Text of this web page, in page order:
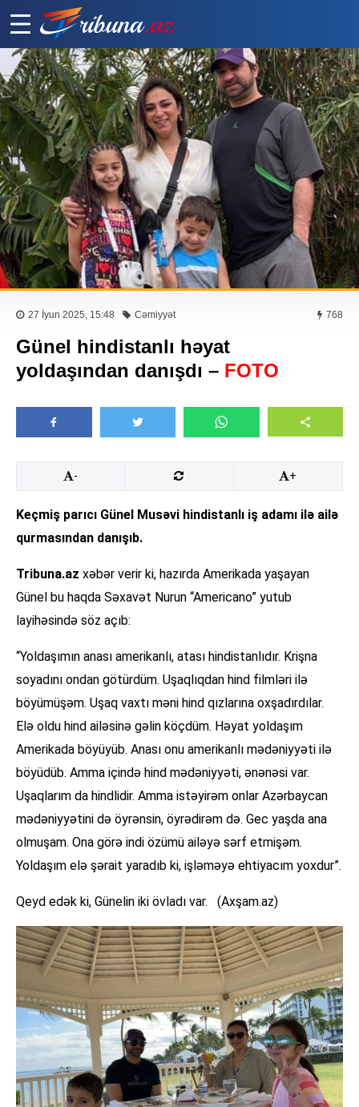
27 İyun 2025, 15:48 Cəmiyyət 768
Günel hindistanlı həyat
yoldaşından danışdı – FOTO
- +
Keçmiş parıcı Günel Musəvi hindistanlı iş adamı ilə ailə
qurmasından danışıb.
Tribuna.az xəbər verir ki, hazırda Amerikada yaşayan
Günel bu haqda Səxavət Nurun “Americano” yutub
layihəsində söz açıb:
“Yoldaşımın anası amerikanlı, atası hindistanlıdır. Krişna
soyadını ondan götürdüm. Uşaqlıqdan hind filmləri ilə
böyümüşəm. Uşaq vaxtı məni hind qızlarına oxşadırdılar.
Elə oldu hind ailəsinə gəlin köçdüm. Həyat yoldaşım
Amerikada böyüyüb. Anası onu amerikanlı mədəniyyəti ilə
böyüdüb. Amma içində hind mədəniyyəti, ənənəsi var.
Uşaqlarım da hindlidir. Amma istəyirəm onlar Azərbaycan
mədəniyyətini də öyrənsin, öyrədirəm də. Gec yaşda ana
olmuşam. Ona görə indi özümü ailəyə sərf etmişəm.
Yoldaşım elə şərait yaradıb ki, işləməyə ehtiyacım yoxdur”.
Qeyd edək ki, Günelin iki övladı var. (Axşam.az)